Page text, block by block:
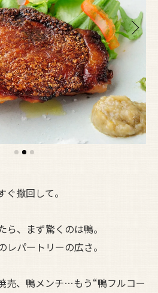
撤回して。
ら、まず驚くのは鴨。
レパートリーの広さ。
売、鴨メンチ…もう“鴨フルコー